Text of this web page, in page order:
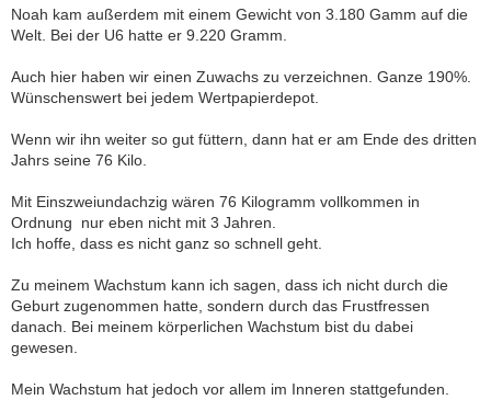
Noah kam außerdem mit einem Gewicht von 3.180 Gamm auf die
Welt. Bei der U6 hatte er 9.220 Gramm.
Auch hier haben wir einen Zuwachs zu verzeichnen. Ganze 190%.
Wünschenswert bei jedem Wertpapierdepot.
Wenn wir ihn weiter so gut füttern, dann hat er am Ende des dritten
Jahrs seine 76 Kilo.
Mit Einszweiundachzig wären 76 Kilogramm vollkommen in
Ordnung  nur eben nicht mit 3 Jahren.
Ich hoffe, dass es nicht ganz so schnell geht.
Zu meinem Wachstum kann ich sagen, dass ich nicht durch die
Geburt zugenommen hatte, sondern durch das Frustfressen
danach. Bei meinem körperlichen Wachstum bist du dabei
gewesen.
Mein Wachstum hat jedoch vor allem im Inneren stattgefunden.